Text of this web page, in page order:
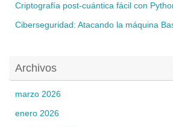
Criptografía post-cuántica fácil con
Ciberseguridad: Atacando la máquina
Archivos
marzo 2026
enero 2026